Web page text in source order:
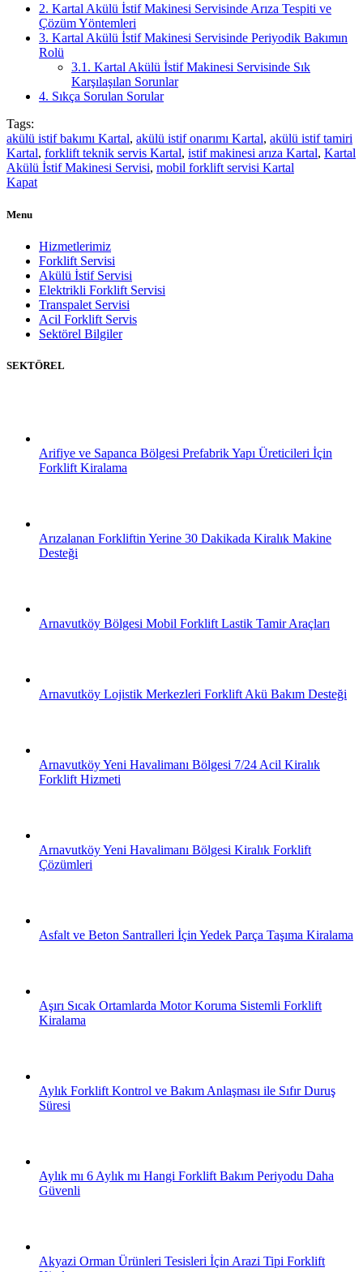
2. Kartal Akülü İstif Makinesi Servisinde Arıza Tespiti ve
Çözüm Yöntemleri
3. Kartal Akülü İstif Makinesi Servisinde Periyodik Bakımın
Rolü
3.1. Kartal Akülü İstif Makinesi Servisinde Sık
Karşılaşılan Sorunlar
4. Sıkça Sorulan Sorular
Tags:
akülü istif bakımı Kartal, akülü istif onarımı Kartal, akülü istif tamiri
Kartal, forklift teknik servis Kartal, istif makinesi arıza Kartal, Kartal
Akülü İstif Makinesi Servisi, mobil forklift servisi Kartal
Kapat
Menu
Hizmetlerimiz
Forklift Servisi
Akülü İstif Servisi
Elektrikli Forklift Servisi
Transpalet Servisi
Acil Forklift Servis
Sektörel Bilgiler
SEKTÖREL
Arifiye ve Sapanca Bölgesi Prefabrik Yapı Üreticileri İçin
Forklift Kiralama
Arızalanan Forkliftin Yerine 30 Dakikada Kiralık Makine
Desteği
Arnavutköy Bölgesi Mobil Forklift Lastik Tamir Araçları
Arnavutköy Lojistik Merkezleri Forklift Akü Bakım Desteği
Arnavutköy Yeni Havalimanı Bölgesi 7/24 Acil Kiralık
Forklift Hizmeti
Arnavutköy Yeni Havalimanı Bölgesi Kiralık Forklift
Çözümleri
Asfalt ve Beton Santralleri İçin Yedek Parça Taşıma Kiralama
Aşırı Sıcak Ortamlarda Motor Koruma Sistemli Forklift
Kiralama
Aylık Forklift Kontrol ve Bakım Anlaşması ile Sıfır Duruş
Süresi
Aylık mı 6 Aylık mı Hangi Forklift Bakım Periyodu Daha
Güvenli
Akyazi Orman Ürünleri Tesisleri İçin Arazi Tipi Forklift